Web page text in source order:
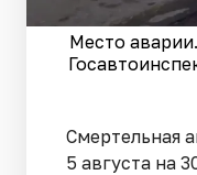
Место
Смертельная
5 августа на